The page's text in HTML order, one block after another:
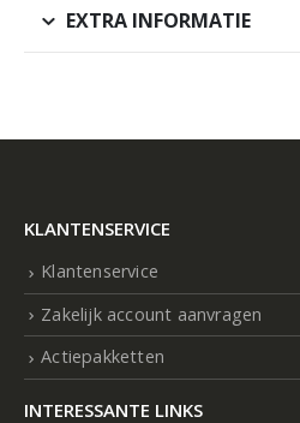
EXTRA INFORMATIE
KLANTENSERVICE
Klantenservice
Zakelijk account aanvragen
Actiepakketten
INTERESSANTE LINKS